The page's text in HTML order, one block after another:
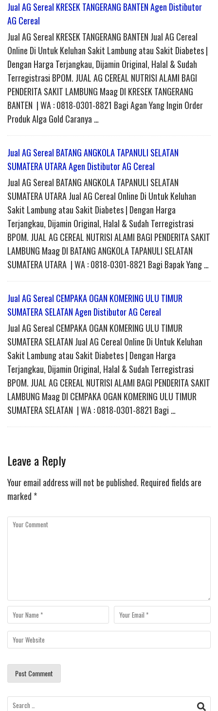
Jual AG Sereal KRESEK TANGERANG BANTEN Agen Distibutor
AG Cereal
Jual AG Sereal KRESEK TANGERANG BANTEN Jual AG Cereal
Online Di Untuk Keluhan Sakit Lambung atau Sakit Diabetes |
Dengan Harga Terjangkau, Dijamin Original, Halal & Sudah
Terregistrasi BPOM. JUAL AG CEREAL NUTRISI ALAMI BAGI
PENDERITA SAKIT LAMBUNG Maag DI KRESEK TANGERANG
BANTEN | WA : 0818-0301-8821 Bagi Agan Yang Ingin Order
Produk Alga Gold Caranya …
Jual AG Sereal BATANG ANGKOLA TAPANULI SELATAN
SUMATERA UTARA Agen Distibutor AG Cereal
Jual AG Sereal BATANG ANGKOLA TAPANULI SELATAN
SUMATERA UTARA Jual AG Cereal Online Di Untuk Keluhan
Sakit Lambung atau Sakit Diabetes | Dengan Harga
Terjangkau, Dijamin Original, Halal & Sudah Terregistrasi
BPOM. JUAL AG CEREAL NUTRISI ALAMI BAGI PENDERITA SAKIT
LAMBUNG Maag DI BATANG ANGKOLA TAPANULI SELATAN
SUMATERA UTARA | WA : 0818-0301-8821 Bagi Bapak Yang …
Jual AG Sereal CEMPAKA OGAN KOMERING ULU TIMUR
SUMATERA SELATAN Agen Distibutor AG Cereal
Jual AG Sereal CEMPAKA OGAN KOMERING ULU TIMUR
SUMATERA SELATAN Jual AG Cereal Online Di Untuk Keluhan
Sakit Lambung atau Sakit Diabetes | Dengan Harga
Terjangkau, Dijamin Original, Halal & Sudah Terregistrasi
BPOM. JUAL AG CEREAL NUTRISI ALAMI BAGI PENDERITA SAKIT
LAMBUNG Maag DI CEMPAKA OGAN KOMERING ULU TIMUR
SUMATERA SELATAN | WA : 0818-0301-8821 Bagi …
Leave a Reply
Your email address will not be published. Required fields are
marked *
Search